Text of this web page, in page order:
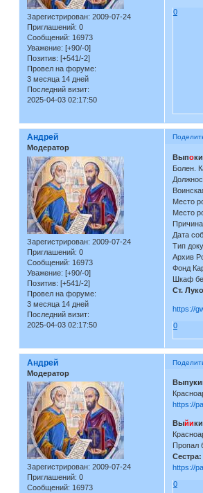
Зарегистрирован: 2009-07-24
Приглашений: 0
Сообщений: 16973
Уважение: [+90/-0]
Позитив: [+541/-2]
Провел на форуме:
3 месяца 14 дней
Последний визит:
2025-04-03 02:17:50
0
Андрей
Модератор
Зарегистрирован: 2009-07-24
Приглашений: 0
Сообщений: 16973
Уважение: [+90/-0]
Позитив: [+541/-2]
Провел на форуме:
3 месяца 14 дней
Последний визит:
2025-04-03 02:17:50
Выпо
Болен.
Место
Место
Дата
Тип
Архив
Фонд
Шкаф
Ст.
https://
0
Андрей
Модератор
Зарегистрирован: 2009-07-24
Приглашений: 0
Сообщений: 16973
https://
Выйи
Пропал
https://
0